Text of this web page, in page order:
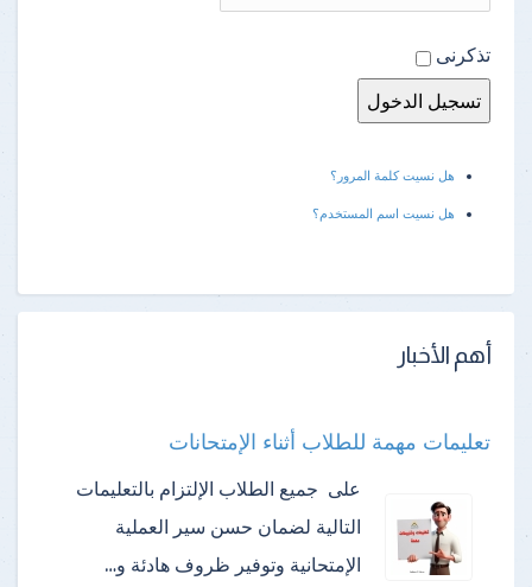
تذكرنى
هل نسيت كلمة المرور؟
هل نسيت اسم المستخدم؟
أهم الأخبار
تعليمات مهمة للطلاب أثناء الإمتحانات
على جميع الطلاب الإلتزام بالتعليمات
التالية لضمان حسن سير العملية
الإمتحانية وتوفير ظروف هادئة و…